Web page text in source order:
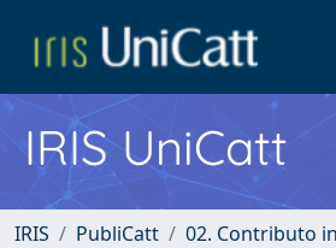
IRIS UniCatt
IRIS PubliCatt 02. Contributo